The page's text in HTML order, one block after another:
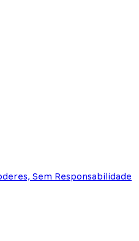
Sem Responsabilidade